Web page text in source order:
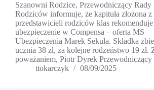
Szanowni Rodzice, Przewodniczący Rady
Rodziców informuje, że kapituła złożona z
przedstawicieli rodziców klas rekomenduje
ubezpieczenie w Compensa – oferta MS
Ubezpieczenia Marek Sekuła. Składka
ucznia 38 zł, za kolejne rodzeństwo 19 zł.
poważaniem, Piotr Dyrek
ttokarczyk
08/09/2025